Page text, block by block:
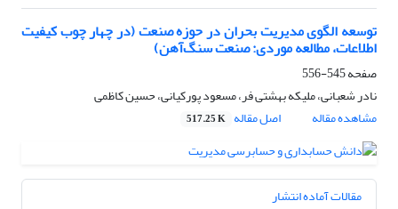
توسعه الگوی مدیریت بحران در حوزه صنعت (در چهار چوب کیفیت
اطلاعات، مطالعه موردی: صنعت سنگ‌آهن)
صفحه545-556
نادر شعبانی، ملیکه بهشتی فر، مسعود پورکیانی، حسین کاظمی
مشاهده مقاله
اصل مقاله 517.25 K
مقالات آماده انتشار